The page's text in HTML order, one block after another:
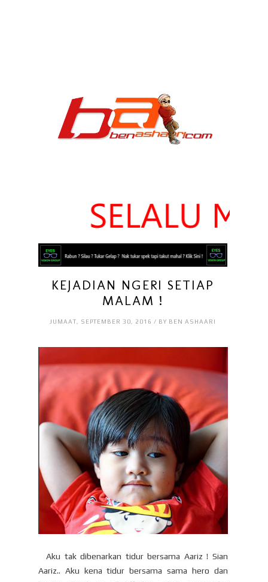
KEJADIAN NGERI SETIAP
MALAM !
JUMAAT, SEPTEMBER 30, 2016 / BY BEN ASHAARI
Aku tak dibenarkan tidur bersama Aariz ! Sian
Aariz.. Aku kena tidur bersama sama hero dan